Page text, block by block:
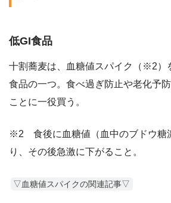
低GI食品
十割蕎麦は、血糖値スパイク（※2）
食品の一つ。食べ過ぎ防止や老化予
ことに一役買う。
※2 食後に血糖値（血中のブドウ糖
り、その後急激に下がること。
▽血糖値スパイクの関連記事▽